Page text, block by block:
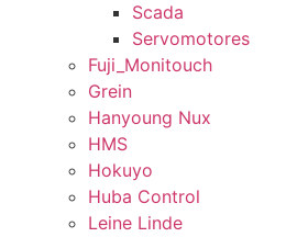
Scada
Servomotores
Fuji_Monitouch
Grein
Hanyoung Nux
HMS
Hokuyo
Huba Control
Leine Linde